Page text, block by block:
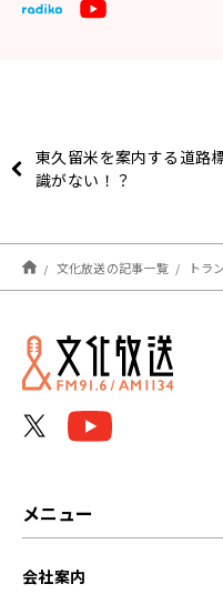
東久留米を案内する道路
識がない！？
文化放送の記事一覧 トランプ
メニュー
会社案内